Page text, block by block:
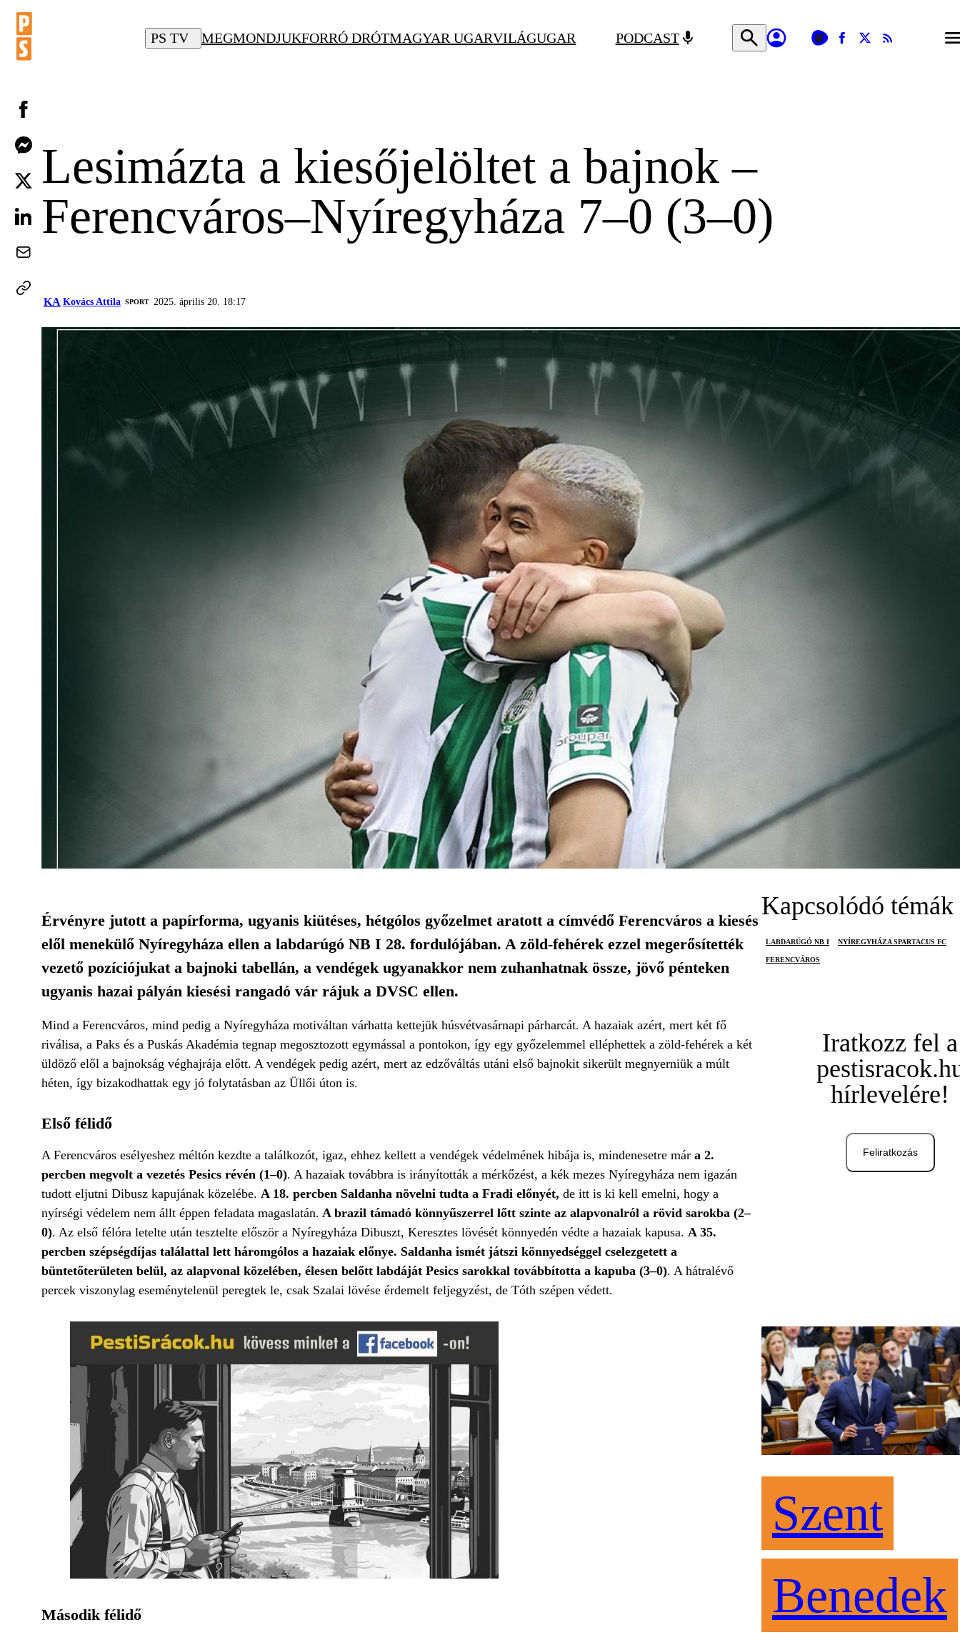
PS TV MEGMONDJUKFORRÓ DRÓTMAGYAR UGARVILÁGUGAR PODCAST
Lesimázta a kiesőjelöltet a bajnok –
Ferencváros–Nyíregyháza 7–0 (3–0)
KA Kovács Attila SPORT 2025. április 20. 18:17
Érvényre jutott a papírforma, ugyanis kiütéses, hétgólos győzelmet aratott a címvédő Ferencváros a kiesés
elől menekülő Nyíregyháza ellen a labdarúgó NB I 28. fordulójában. A zöld-fehérek ezzel megerősítették
vezető pozíciójukat a bajnoki tabellán, a vendégek ugyanakkor nem zuhanhatnak össze, jövő pénteken
ugyanis hazai pályán kiesési rangadó vár rájuk a DVSC ellen.
Mind a Ferencváros, mind pedig a Nyíregyháza motiváltan várhatta kettejük húsvétvasárnapi párharcát. A hazaiak azért, mert két fő
riválisa, a Paks és a Puskás Akadémia tegnap megosztozott egymással a pontokon, így egy győzelemmel elléphettek a zöld-fehérek a két
üldöző elől a bajnokság véghajrája előtt. A vendégek pedig azért, mert az edzőváltás utáni első bajnokit sikerült megnyerniük a múlt
héten, így bizakodhattak egy jó folytatásban az Üllői úton is.
Első félidő
A Ferencváros esélyeshez méltón kezdte a találkozót, igaz, ehhez kellett a vendégek védelmének hibája is, mindenesetre már a 2.
percben megvolt a vezetés Pesics révén (1–0). A hazaiak továbbra is irányították a mérkőzést, a kék mezes Nyíregyháza nem igazán
tudott eljutni Dibusz kapujának közelébe. A 18. percben Saldanha növelni tudta a Fradi előnyét, de itt is ki kell emelni, hogy a
nyírségi védelem nem állt éppen feladata magaslatán. A brazil támadó könnyűszerrel lőtt szinte az alapvonalról a rövid sarokba (2–
0). Az első félóra letelte után tesztelte először a Nyíregyháza Dibuszt, Keresztes lövését könnyedén védte a hazaiak kapusa. A 35.
percben szépségdíjas találattal lett háromgólos a hazaiak előnye. Saldanha ismét játszi könnyedséggel cselezgetett a
büntetőterületen belül, az alapvonal közelében, élesen belőtt labdáját Pesics sarokkal továbbította a kapuba (3–0). A hátralévő
percek viszonylag eseménytelenül peregtek le, csak Szalai lövése érdemelt feljegyzést, de Tóth szépen védett.
Második félidő
Kapcsolódó témák
LABDARÚGÓ NB I NYÍREGYHÁZA SPARTACUS FC
FERENCVÁROS
Iratkozz fel a
hírlevelére!
Feliratkozás
Szent
Benedek